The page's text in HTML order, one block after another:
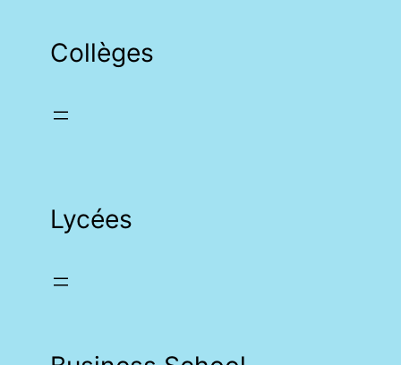
Collèges
Lycées